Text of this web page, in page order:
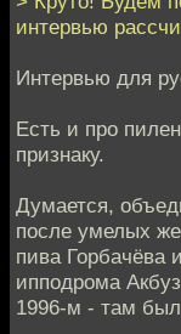
интервью
Интервью для
Есть и про
признаку.
Думается,
после умелых
пива Горбачёва
ипподрома
1996-м - там